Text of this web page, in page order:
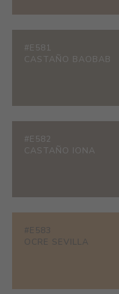
#E581
CASTAÑO BAOBAB
#E582
CASTAÑO IONA
#E583
OCRE SEVILLA